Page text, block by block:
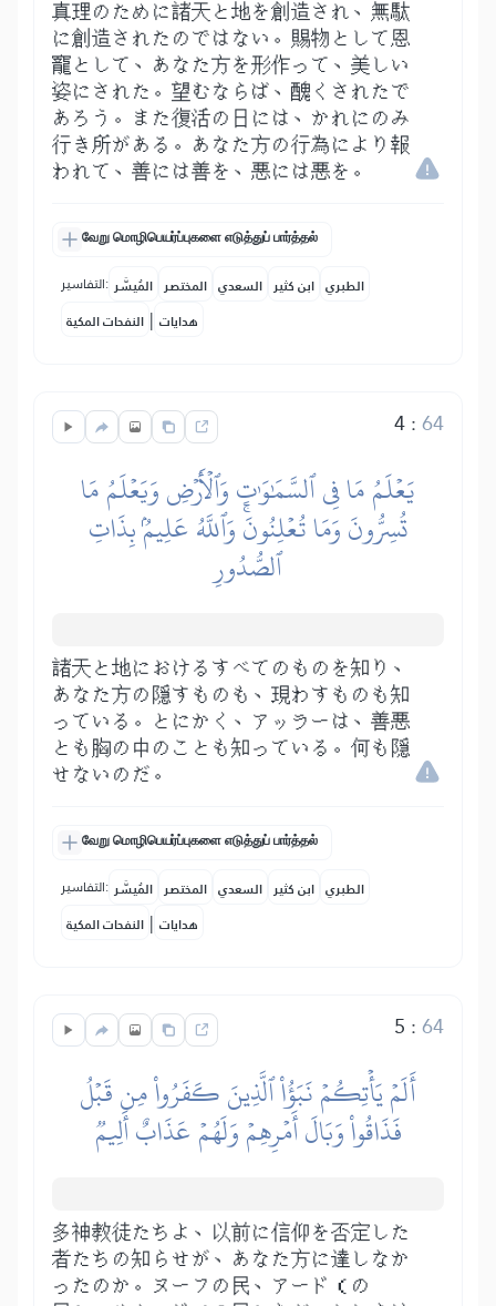
真理のために諸天と地を創造され、無駄
に創造されたのではない。賜物として恩
寵として、あなた方を形作って、美しい
姿にされた。望むならば、醜くされたで
あろう。また復活の日には、かれにのみ
行き所がある。あなた方の行為により報
われて、善には善を、悪には悪を。
வேறு மொழிபெயர்ப்புகளை எடுத்துப் பார்த்தல்
التفاسير: المُيسَّر المختصر السعدي ابن كثير الطبري
النفحات المكية | هدايات
4:64
يَعۡلَمُ مَا فِي ٱلسَّمَٰوَٰتِ وَٱلۡأَرۡضِ وَيَعۡلَمُ مَا
تُسِرُّونَ وَمَا تُعۡلِنُونَۚ وَٱللَّهُ عَلِيمُۢ بِذَاتِ
ٱلصُّدُورِ
諸天と地におけるすべてのものを知り、
あなた方の隠すものも、現わすものも知
っている。とにかく、アッラーは、善悪
とも胸の中のことも知っている。何も隠
せないのだ。
வேறு மொழிபெயர்ப்புகளை எடுத்துப் பார்த்தல்
التفاسير: المُيسَّر المختصر السعدي ابن كثير الطبري
النفحات المكية | هدايات
5 :64
أَلَمۡ يَأۡتِكُمۡ نَبَؤُاْ ٱلَّذِينَ كَفَرُواْ مِن قَبۡلُ
فَذَاقُواْ وَبَالَ أَمۡرِهِمۡ وَلَهُمۡ عَذَابٌ أَلِيمٞ
多神教徒たちよ、以前に信仰を否定した
者たちの知らせが、あなた方に達しなか
ったのか。ヌーフの民、アード（の